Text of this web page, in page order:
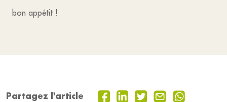
bon appétit !
Partagez l'article